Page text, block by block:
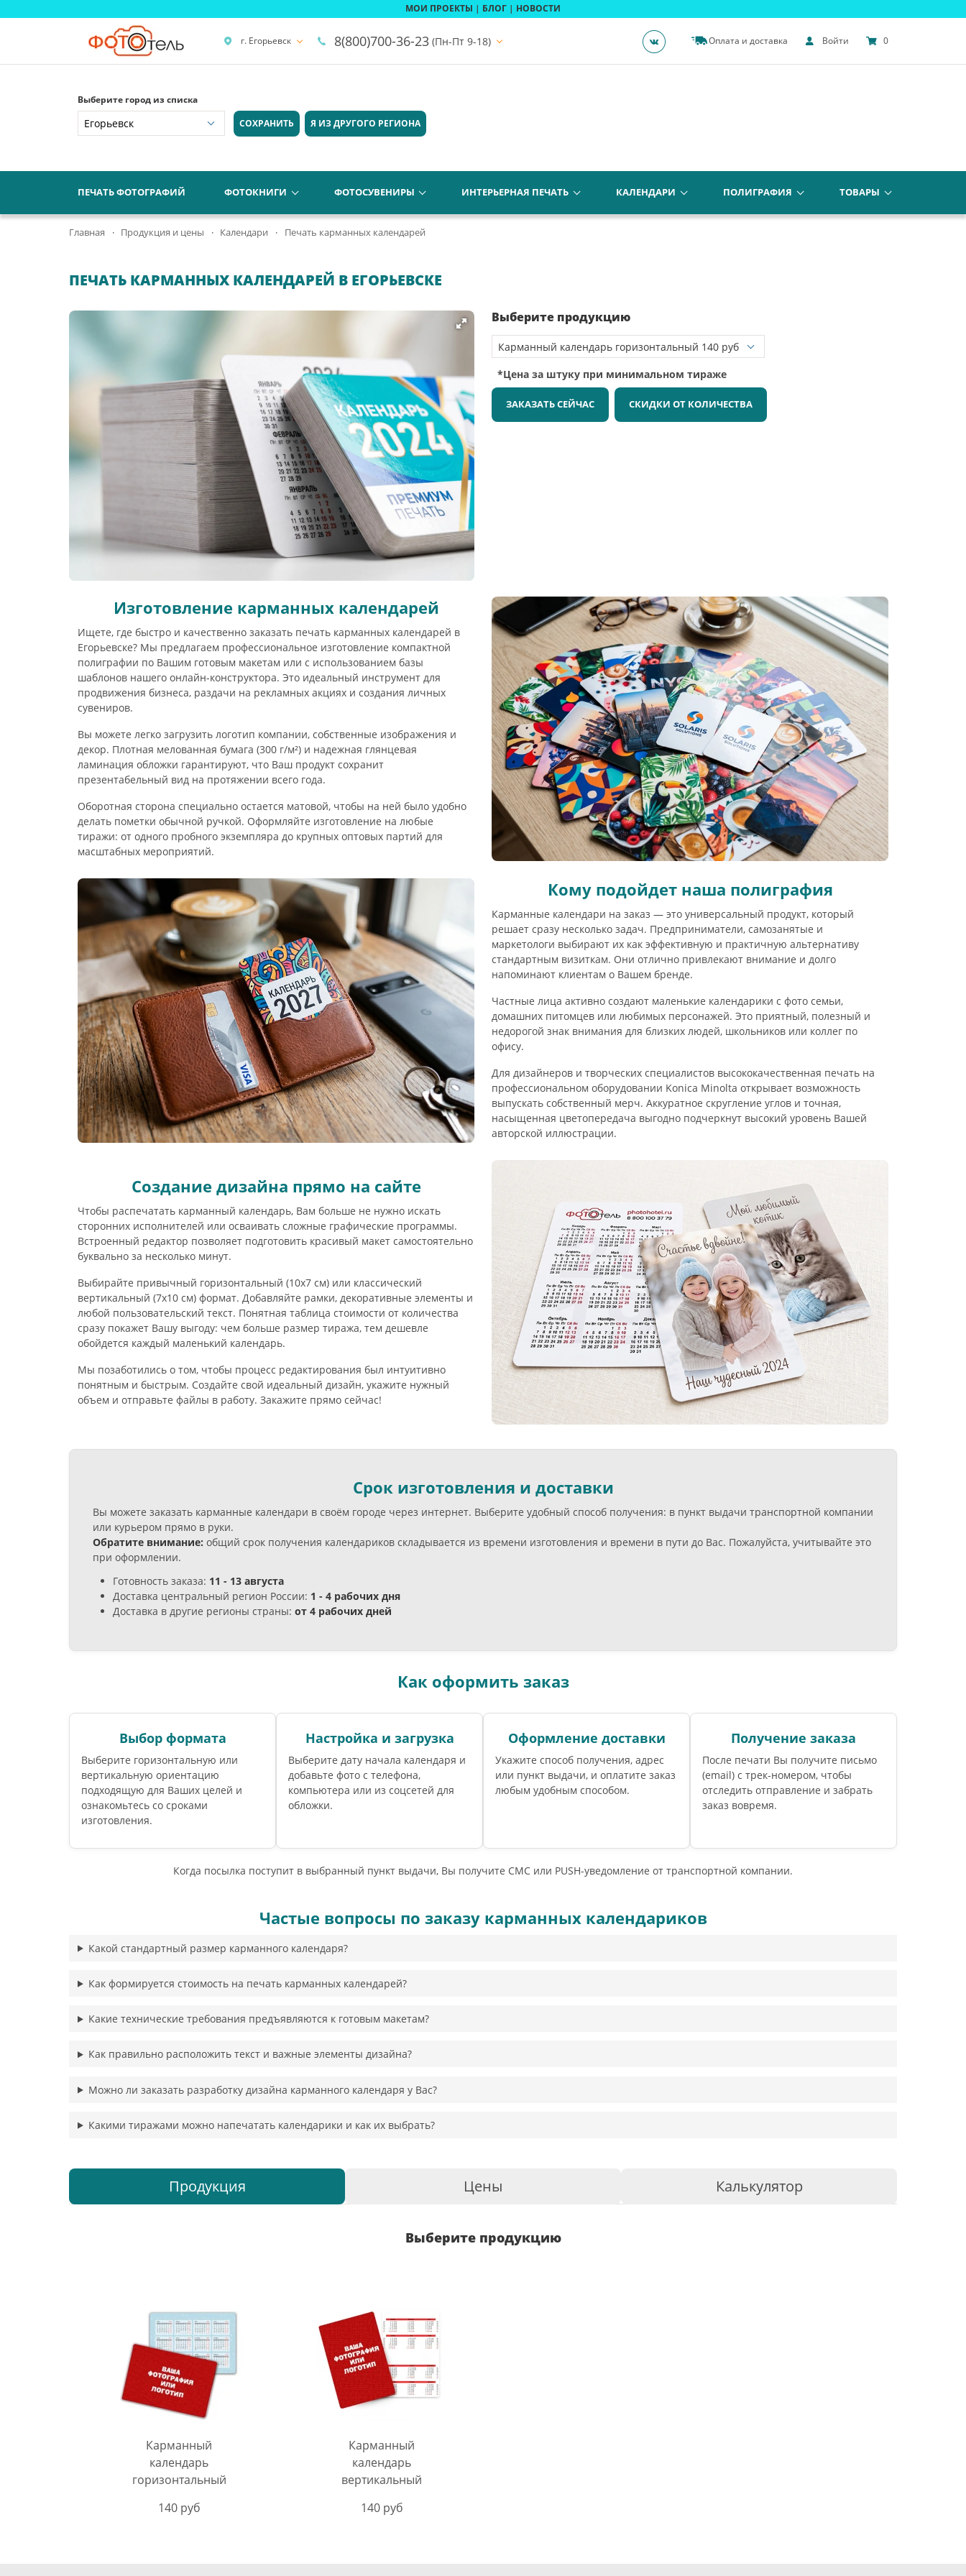
МОИ ПРОЕКТЫ | БЛОГ | НОВОСТИ
г. Егорьевск 8(800)700-36-23 (Пн-Пт 9-18) Оплата и доставка Войти 0
Выберите город из списка
СОХРАНИТЬ
Я ИЗ ДРУГОГО РЕГИОНА
ПЕЧАТЬ ФОТОГРАФИЙ ФОТОКНИГИ ФОТОСУВЕНИРЫ ИНТЕРЬЕРНАЯ ПЕЧАТЬ КАЛЕНДАРИ ПОЛИГРАФИЯ ТОВАРЫ
Главная Продукция и цены Календари Печать карманных календарей
ПЕЧАТЬ КАРМАННЫХ КАЛЕНДАРЕЙ В ЕГОРЬЕВСКЕ
Выберите продукцию
*Цена за штуку при минимальном тираже
ЗАКАЗАТЬ СЕЙЧАС СКИДКИ ОТ КОЛИЧЕСТВА
Изготовление карманных календарей
Ищете, где быстро и качественно заказать печать карманных календарей в
Егорьевске? Мы предлагаем профессиональное изготовление компактной
полиграфии по Вашим готовым макетам или с использованием базы
шаблонов нашего онлайн-конструктора. Это идеальный инструмент для
продвижения бизнеса, раздачи на рекламных акциях и создания личных
сувениров.
Вы можете легко загрузить логотип компании, собственные изображения и
декор. Плотная мелованная бумага (300 г/м²) и надежная глянцевая
ламинация обложки гарантируют, что Ваш продукт сохранит
презентабельный вид на протяжении всего года.
Оборотная сторона специально остается матовой, чтобы на ней было удобно
делать пометки обычной ручкой. Оформляйте изготовление на любые
тиражи: от одного пробного экземпляра до крупных оптовых партий для
масштабных мероприятий.
Кому подойдет наша полиграфия
Карманные календари на заказ — это универсальный продукт, который
решает сразу несколько задач. Предприниматели, самозанятые и
маркетологи выбирают их как эффективную и практичную альтернативу
стандартным визиткам. Они отлично привлекают внимание и долго
напоминают клиентам о Вашем бренде.
Частные лица активно создают маленькие календарики с фото семьи,
домашних питомцев или любимых персонажей. Это приятный, полезный и
недорогой знак внимания для близких людей, школьников или коллег по
офису.
Для дизайнеров и творческих специалистов высококачественная печать на
профессиональном оборудовании Konica Minolta открывает возможность
выпускать собственный мерч. Аккуратное скругление углов и точная,
насыщенная цветопередача выгодно подчеркнут высокий уровень Вашей
авторской иллюстрации.
Создание дизайна прямо на сайте
Чтобы распечатать карманный календарь, Вам больше не нужно искать
сторонних исполнителей или осваивать сложные графические программы.
Встроенный редактор позволяет подготовить красивый макет самостоятельно
буквально за несколько минут.
Выбирайте привычный горизонтальный (10х7 см) или классический
вертикальный (7х10 см) формат. Добавляйте рамки, декоративные элементы и
любой пользовательский текст. Понятная таблица стоимости от количества
сразу покажет Вашу выгоду: чем больше размер тиража, тем дешевле
обойдется каждый маленький календарь.
Мы позаботились о том, чтобы процесс редактирования был интуитивно
понятным и быстрым. Создайте свой идеальный дизайн, укажите нужный
объем и отправьте файлы в работу. Закажите прямо сейчас!
Срок изготовления и доставки
Вы можете заказать карманные календари в своём городе через интернет. Выберите удобный способ получения: в пункт выдачи транспортной компании
или курьером прямо в руки.
Обратите внимание: общий срок получения календариков складывается из времени изготовления и времени в пути до Вас. Пожалуйста, учитывайте это
при оформлении.
Готовность заказа: 11 - 13 августа
Доставка центральный регион России: 1 - 4 рабочих дня
Доставка в другие регионы страны: от 4 рабочих дней
Как оформить заказ
Выбор формата
Выберите горизонтальную или
вертикальную ориентацию
подходящую для Ваших целей и
ознакомьтесь со сроками
изготовления.
Настройка и загрузка
Выберите дату начала календаря и
добавьте фото с телефона,
компьютера или из соцсетей для
обложки.
Оформление доставки
Укажите способ получения, адрес
или пункт выдачи, и оплатите заказ
любым удобным способом.
Получение заказа
После печати Вы получите письмо
(email) c трек-номером, чтобы
отследить отправление и забрать
заказ вовремя.
Когда посылка поступит в выбранный пункт выдачи, Вы получите СМС или PUSH-уведомление от транспортной компании.
Частые вопросы по заказу карманных календариков
Какой стандартный размер карманного календаря?
Как формируется стоимость на печать карманных календарей?
Какие технические требования предъявляются к готовым макетам?
Как правильно расположить текст и важные элементы дизайна?
Можно ли заказать разработку дизайна карманного календаря у Вас?
Какими тиражами можно напечатать календарики и как их выбрать?
Продукция Цены Калькулятор
Выберите продукцию
Карманный
календарь
горизонтальный
140 руб
Карманный
календарь
вертикальный
140 руб